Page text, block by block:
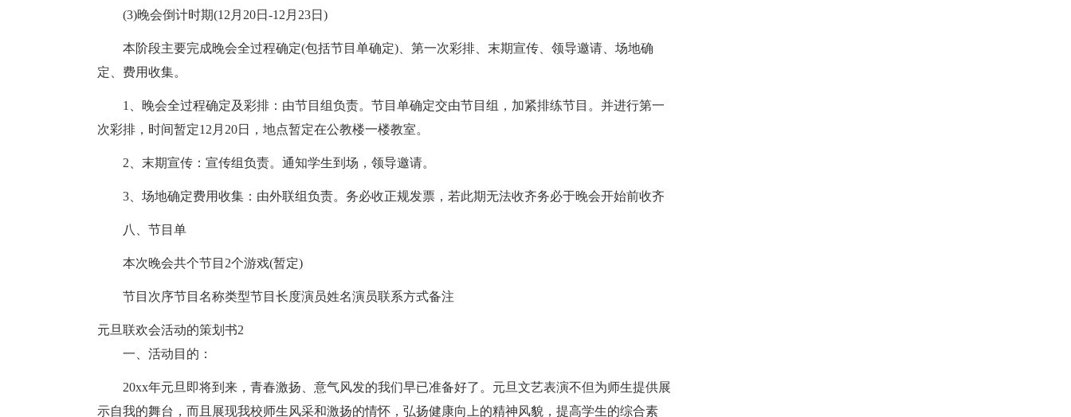
(3)晚会倒计时期(12月20日-12月23日)
本阶段主要完成晚会全过程确定(包括节目单确定)、第一次彩排、末期宣传、领导邀请、场地确
定、费用收集。
1、晚会全过程确定及彩排：由节目组负责。节目单确定交由节目组，加紧排练节目。并进行第一
次彩排，时间暂定12月20日，地点暂定在公教楼一楼教室。
2、末期宣传：宣传组负责。通知学生到场，领导邀请。
3、场地确定费用收集：由外联组负责。务必收正规发票，若此期无法收齐务必于晚会开始前收齐
八、节目单
本次晚会共个节目2个游戏(暂定)
节目次序节目名称类型节目长度演员姓名演员联系方式备注
元旦联欢会活动的策划书2
一、活动目的：
20xx年元旦即将到来，青春激扬、意气风发的我们早已准备好了。元旦文艺表演不但为师生提供展
示自我的舞台，而且展现我校师生风采和激扬的情怀，弘扬健康向上的精神风貌，提高学生的综合素